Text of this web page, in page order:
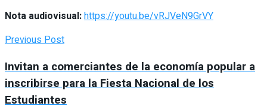
Nota audiovisual:https://youtu.be/vRJVeN9GrVY
Previous Post
Invitan a comerciantes de la economía popular a
inscribirse para la Fiesta Nacional de los
Estudiantes